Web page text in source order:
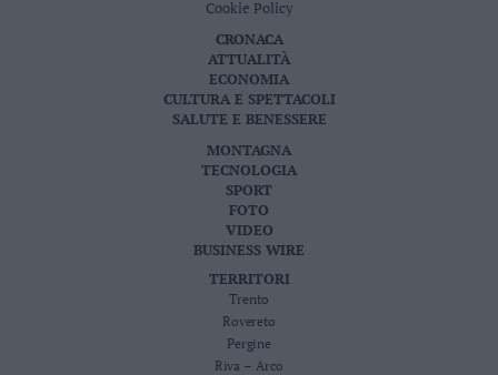
Cookie Policy
CRONACA
ATTUALITÀ
ECONOMIA
CULTURA E SPETTACOLI
SALUTE E BENESSERE
MONTAGNA
TECNOLOGIA
SPORT
FOTO
VIDEO
BUSINESS WIRE
TERRITORI
Trento
Rovereto
Pergine
Riva – Arco